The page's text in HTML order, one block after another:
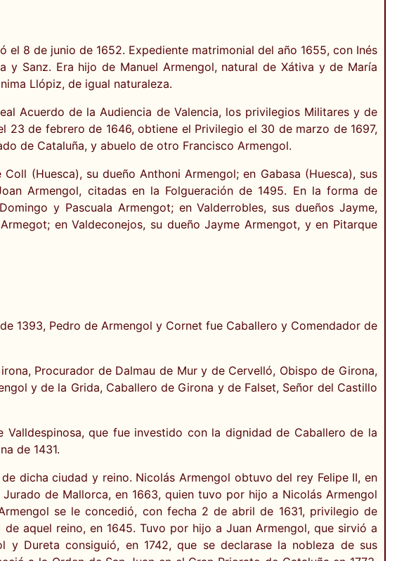
8 de junio de 1652. Expediente matrimonial del año 1655, con Inés
Sanz. Era hijo de Manuel Armengol, natural de Xátiva y de María
Llópiz, de igual naturaleza.
Acuerdo de la Audiencia de Valencia, los privilegios Militares y de
23 de febrero de 1646, obtiene el Privilegio el 30 de marzo de 1697,
de Cataluña, y abuelo de otro Francisco Armengol.
(Huesca), su dueño Anthoni Armengol; en Gabasa (Huesca), sus
Armengol, citadas en la Folgueración de 1495. En la forma de
y Pascuala Armengot; en Valderrobles, sus dueños Jayme,
en Valdeconejos, su dueño Jayme Armengot, y en Pitarque
1393, Pedro de Armengol y Cornet fue Caballero y Comendador de
Procurador de Dalmau de Mur y de Cervelló, Obispo de Girona,
y de la Grida, Caballero de Girona y de Falset, Señor del Castillo
que fue investido con la dignidad de Caballero de la
de 1431.
dicha ciudad y reino. Nicolás Armengol obtuvo del rey Felipe II, en
de Mallorca, en 1663, quien tuvo por hijo a Nicolás Armengol
se le concedió, con fecha 2 de abril de 1631, privilegio de
aquel reino, en 1645. Tuvo por hijo a Juan Armengol, que sirvió a
y Dureta consiguió, en 1742, que se declarase la nobleza de sus